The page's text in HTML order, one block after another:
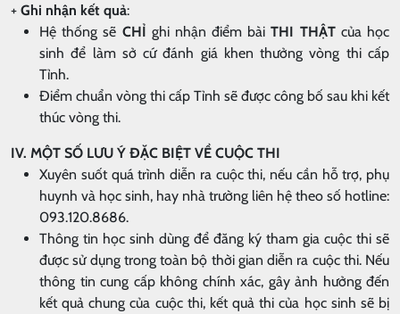
+ Ghi nhận kết quả:
Hệ thống sẽ CHỈ ghi nhận điểm bàiTHI THẬT của học
sinh để làm sở cứ đánh giá khen thưởng vòng thi cấp
Tỉnh.
Điểm chuẩn vòng thi cấp Tỉnh sẽ được công bố sau khi kết
thúc vòng thi.
IV. MỘT SỐ LƯU Ý ĐẶC BIỆT VỀ CUỘC THI
Xuyên suốt quá trình diễn ra cuộc thi, nếu cần hỗ trợ, phụ
huynh và học sinh, hay nhà trường liên hệ theo số hotline:
093.120.8686.
Thông tin học sinh dùng để đăng ký tham gia cuộc thi sẽ
được sử dụng trong toàn bộ thời gian diễn ra cuộc thi. Nếu
thông tin cung cấp không chính xác, gây ảnh hưởng đến
kết quả chung của cuộc thi, kết quả thi của học sinh sẽ bị